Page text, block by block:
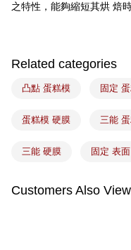
Free shipping
之特性，能夠縮短其烘 焙
Related categories
凸點 蛋糕模 固定
蛋糕模 硬膜 三能
三能 硬膜 固定 表面
Customers Also